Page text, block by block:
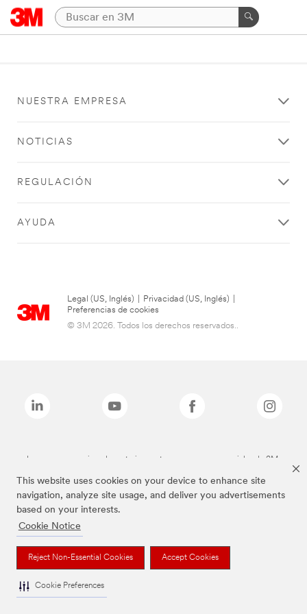
This website uses cookies on your device to enhance site
navigation, analyze site usage, and deliver you advertisements
based on your interests.
Cookie Notice
Reject Non-Essential Cookies Accept Cookies
Cookie Preferences
NUESTRA EMPRESA
NOTICIAS
REGULACIÓN
AYUDA
Legal (US, Inglés) Privacidad (US, Inglés)
Preferencias de cookies
© 3M 2026. Todos los derechos reservados..
Las marcas mencionadas anteriormente son marcas comerciales de 3M.